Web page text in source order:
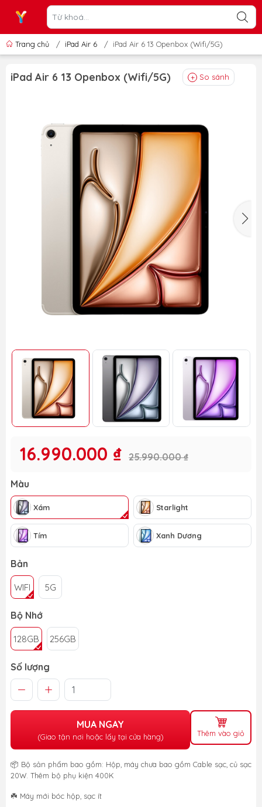
Trang chủ / iPad Air 6 / iPad Air 6 13 Openbox (Wifi/5G)
iPad Air 6 13 Openbox (Wifi/5G) So sánh
16.990.000 ₫ 25.990.000 ₫
Màu
Xám Starlight
Tím Xanh Dương
Bản
WIFI 5G
Bộ Nhớ
128GB 256GB
Số lượng
MUA NGAY
(Giao tận nơi hoặc lấy tại cửa hàng) Thêm vào giỏ
📦 Bộ sản phẩm bao gồm: Hộp, máy chưa bao gồm Cable sạc, củ sạc
20W. Thêm bộ phụ kiện 400K
☘️ Máy mới bóc hộp, sạc ít